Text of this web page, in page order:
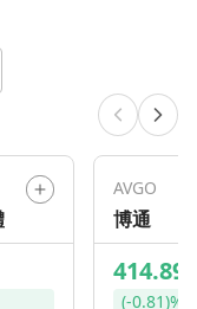
面。Houston 表
的機會比以往任
住。」大家認為
AVGO
博通
414.89
(-0.81)%